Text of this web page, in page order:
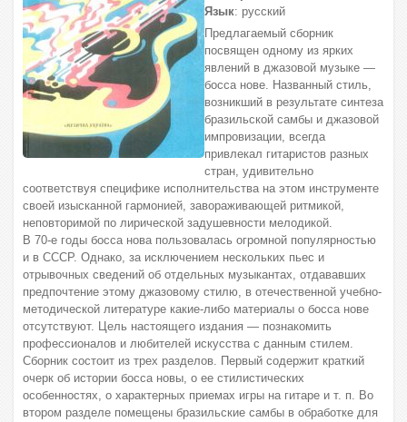
Язык: русский
Предлагаемый сборник
посвящен одному из ярких
явлений в джазовой музыке —
босса нове. Названный стиль,
возникший в результате синтеза
бразильской самбы и джазовой
импровизации, всегда
привлекал гитаристов разных
стран, удивительно
соответствуя специфике исполнительства на этом инструменте
своей изысканной гармонией, завораживающей ритмикой,
неповторимой по лирической задушевности мелодикой.
В 70-е годы босса нова пользовалась огромной популярностью
и в СССР. Однако, за исключением нескольких пьес и
отрывочных сведений об отдельных музыкантах, отдававших
предпочтение этому джазовому стилю, в отечественной учебно-
методической литературе какие-либо материалы о босса нове
отсутствуют. Цель настоящего издания — познакомить
профессионалов и любителей искусства с данным стилем.
Сборник состоит из трех разделов. Первый содержит краткий
очерк об истории босса новы, о ее стилистических
особенностях, о характерных приемах игры на гитаре и т. п. Во
втором разделе помещены бразильские самбы в обработке для